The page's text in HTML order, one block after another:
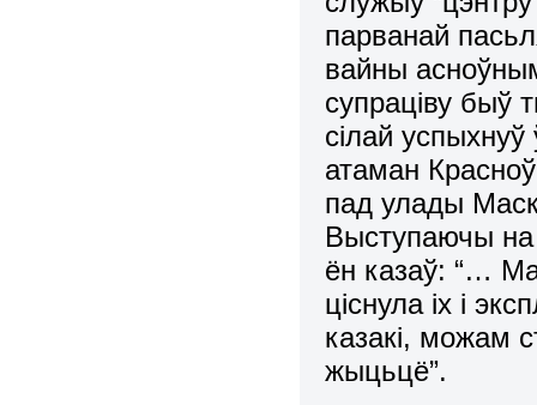
парванай
вайны
супраціву быў
сілай
атаман
пад улады
Выступаючы на
ён казаў: “…
ціснула іх і
казакі, можам
жыцьцё”.